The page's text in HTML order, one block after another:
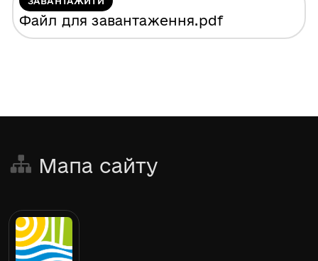
Файл для завантаження.pdf
Мапа сайту